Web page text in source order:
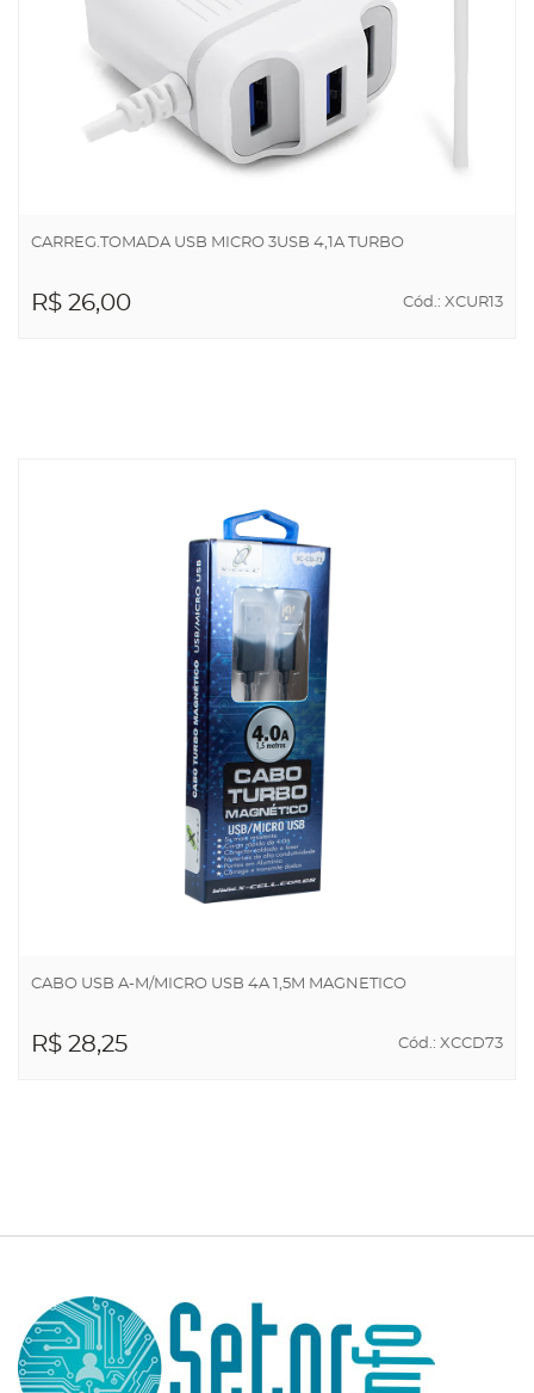
CARREG.TOMADA USB MICRO 3USB 4,1A TURBO
R$ 26,00 Cód.: XCUR13
CABO USB A-M/MICRO USB 4A 1,5M MAGNETICO
R$ 28,25 Cód.: XCCD73